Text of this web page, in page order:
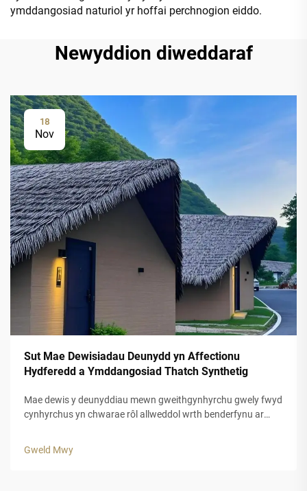
ymddangosiad naturiol yr hoffai perchnogion eiddo.
Newyddion diweddaraf
18
Nov
Sut Mae Dewisiadau Deunydd yn Affectionu
Hydferedd a Ymddangosiad Thatch Synthetig
Mae dewis y deunyddiau mewn gweithgynhyrchu gwely fwyd
cynhyrchus yn chwarae rôl allweddol wrth benderfynu ar
wedi diwydrio'r diwydiant adeiladu trwy gynnig...
Gweld Mwy